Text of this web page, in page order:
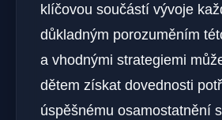
klíčovou součástí vývoje
důkladným porozuměním
a vhodnými strategiemi
dětem získat dovednosti
úspěšnému osamostatnění